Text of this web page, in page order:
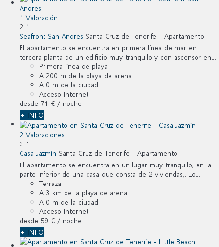
1 Valoración
2 1
Seafront San Andres Santa Cruz de Tenerife - Apartamento
El apartamento se encuentra en primera línea de mar en
tercera planta de un edificio muy tranquilo y con ascensor en...
Primera línea de playa
A 200 m de la playa de arena
A 0 m de la ciudad
Acceso Internet
desde 71 € / noche
+ INFO
2 Valoraciones
3 1
Casa Jazmín Santa Cruz de Tenerife - Apartamento
El apartamento se encuentra en un lugar muy tranquilo, en la
parte inferior de una casa que consta de 2 viviendas,. Lo...
Terraza
A 3 km de la playa de arena
A 0 m de la ciudad
Acceso Internet
desde 59 € / noche
+ INFO